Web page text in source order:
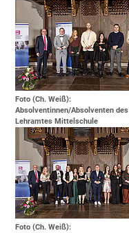
Foto (Ch. Weiß):
Absolventinnen/Absolventen des
Lehramtes Mittelschule
Foto (Ch. Weiß):